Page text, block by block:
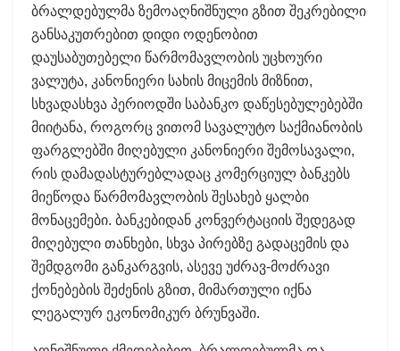
ბრალდებულმა ზემოაღნიშნული გზით შეკრებილი
განსაკუთრებით დიდი ოდენობით
დაუსაბუთებელი წარმომავლობის უცხოური
ვალუტა, კანონიერი სახის მიცემის მიზნით,
სხვადასხვა პერიოდში საბანკო დაწესებულებებში
მიიტანა, როგორც ვითომ სავალუტო საქმიანობის
ფარგლებში მიღებული კანონიერი შემოსავალი,
რის დამადასტურებლადაც კომერციულ ბანკებს
მიეწოდა წარმომავლობის შესახებ ყალბი
მონაცემები. ბანკებიდან კონვერტაციის შედეგად
მიღებული თანხები, სხვა პირებზე გადაცემის და
შემდგომი განკარგვის, ასევე უძრავ-მოძრავი
ქონებების შეძენის გზით, მიმართული იქნა
ლეგალურ ეკონომიკურ ბრუნვაში.